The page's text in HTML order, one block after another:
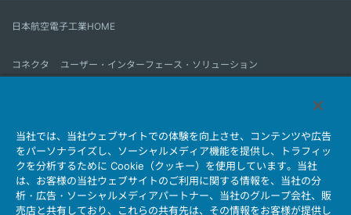
日本航空電子工業HOME
コネクタ
ユーザー・インターフェース・ソリューション
会社情報 サステナビリティ IR情報 採用情報
会社情報新着一覧
製品情報新着一覧
サイトマップ お問い合わせ
当社では、当社ウェブサイトでの体験を向上させ、コンテンツや広告
をパーソナライズし、ソーシャルメディア機能を提供し、トラフィッ
クを分析するために Cookie（クッキー）を使用しています。当社
は、お客様の当社ウェブサイトのご利用に関する情報を、当社の分
析・広告・ソーシャルメディアパートナー、当社のグループ会社、販
売店と共有しており、これらの共有先は、その情報をお客様が提供し